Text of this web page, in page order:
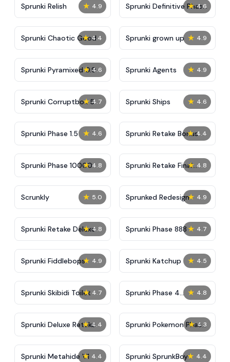
★ 4.9
Sprunki Relish ★ 4.6
Sprunki Definitive Phase
7
★ 4.4
Sprunki Chaotic Good ★ 4.9
Sprunki grown up
★ 4.6
Sprunki Pyramixed 0.9 ★ 4.9
Sprunki Agents
★ 4.7
Sprunki Corruptbox 5 ★ 4.6
Sprunki Ships
★ 4.6
Sprunki Phase 1.5 ★ 4.4
Sprunki Retake Bonus
★ 4.8
Sprunki Phase 10000 ★ 4.8
Sprunki Retake Final
Update
★ 5.0
Scrunkly ★ 4.9
Sprunked Redesign
★ 4.8
Sprunki Retake Deluxe ★ 4.7
Sprunki Phase 888
★ 4.9
Sprunki Fiddlebops ★ 4.5
Sprunki Katchup
★ 4.7
Sprunki Skibidi Toilet ★ 4.8
Sprunki Phase 4
Definitive
★ 4.4
Sprunki Deluxe Retake ★ 4.3
Sprunki Pokemon Phase
4
★ 4.4
Sprunki Metahide V1 ★ 4.4
Sprunki SprunkBoy